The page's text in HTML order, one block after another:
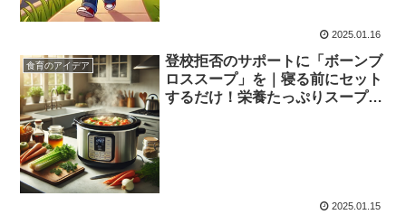
2025.01.16
食育のアイデア
登校拒否のサポートに「ボーンブ
ロススープ」を｜寝る前にセット
するだけ！栄養たっぷりスープで
2025.01.15